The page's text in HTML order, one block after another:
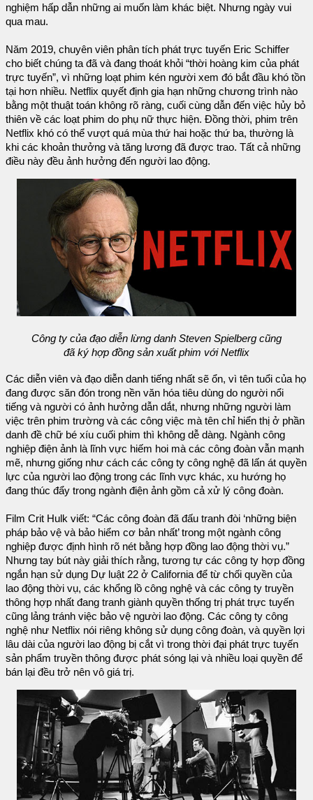
nghiệm hấp dẫn những ai muốn làm khác biệt. Nhưng ngày vui
qua mau.
Năm 2019, chuyên viên phân tích phát trực tuyến Eric Schiffer
cho biết chúng ta đã và đang thoát khỏi “thời hoàng kim của phát
trực tuyến”, vì những loạt phim kén người xem đó bắt đầu khó tồn
tại hơn nhiều. Netflix quyết định gia hạn những chương trình nào
bằng một thuật toán không rõ ràng, cuối cùng dẫn đến việc hủy bỏ
thiên về các loạt phim do phụ nữ thực hiện. Đồng thời, phim trên
Netflix khó có thể vượt quá mùa thứ hai hoặc thứ ba, thường là
khi các khoản thưởng và tăng lương đã được trao. Tất cả những
điều này đều ảnh hưởng đến người lao động.
Công ty của đạo diễn lừng danh Steven Spielberg cũng
đã ký hợp đồng sản xuất phim với Netflix
Các diễn viên và đạo diễn danh tiếng nhất sẽ ổn, vì tên tuổi của họ
đang được săn đón trong nền văn hóa tiêu dùng do người nổi
tiếng và người có ảnh hưởng dẫn dắt, nhưng những người làm
việc trên phim trường và các công việc mà tên chỉ hiển thị ở phần
danh đề chữ bé xíu cuối phim thì không dễ dàng. Ngành công
nghiệp điện ảnh là lĩnh vực hiếm hoi mà các công đoàn vẫn mạnh
mẽ, nhưng giống như cách các công ty công nghệ đã lấn át quyền
lực của người lao động trong các lĩnh vực khác, xu hướng họ
đang thúc đẩy trong ngành điện ảnh gồm cả xử lý công đoàn.
Film Crit Hulk viết: “Các công đoàn đã đấu tranh đòi ‘những biện
pháp bảo vệ và bảo hiểm cơ bản nhất’ trong một ngành công
nghiệp được định hình rõ nét bằng hợp đồng lao động thời vụ.”
Nhưng tay bút này giải thích rằng, tương tự các công ty hợp đồng
ngắn hạn sử dụng Dự luật 22 ở California để từ chối quyền của
lao động thời vụ, các khổng lồ công nghệ và các công ty truyền
thông hợp nhất đang tranh giành quyền thống trị phát trực tuyến
cũng lảng tránh việc bảo vệ người lao động. Các công ty công
nghệ như Netflix nói riêng không sử dụng công đoàn, và quyền lợi
lâu dài của người lao động bị cắt vì trong thời đại phát trực tuyến
sản phẩm truyền thông được phát sóng lại và nhiều loại quyền để
bán lại đều trở nên vô giá trị.